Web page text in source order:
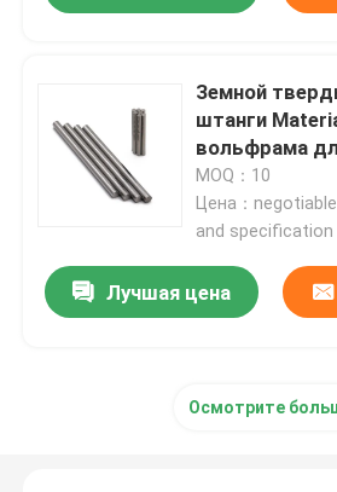
Компоненты прессформы
Борштанги с резцами карбида
Материал карбида вольфрама
Земной
штанги
вольфрама
инструментов
MOQ：10
Цена：
and
Лучшая цена
Осмотрите